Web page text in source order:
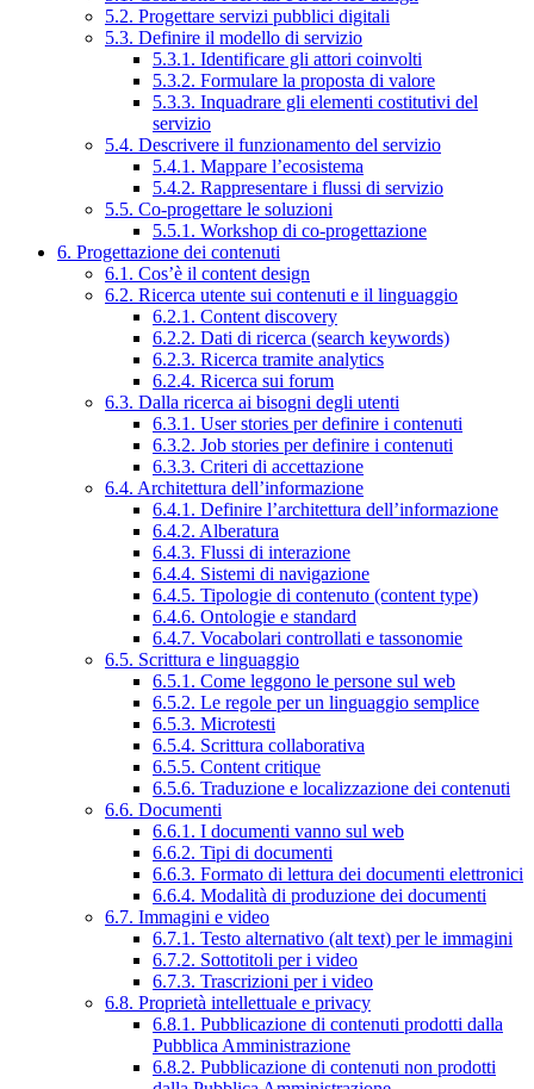
5.2. Progettare servizi pubblici digitali
5.3. Definire il modello di servizio
5.3.1. Identificare gli attori coinvolti
5.3.2. Formulare la proposta di valore
5.3.3. Inquadrare gli elementi costitutivi del
servizio
5.4. Descrivere il funzionamento del servizio
5.4.1. Mappare l’ecosistema
5.4.2. Rappresentare i flussi di servizio
5.5. Co-progettare le soluzioni
5.5.1. Workshop di co-progettazione
6. Progettazione dei contenuti
6.1. Cos’è il content design
6.2. Ricerca utente sui contenuti e il linguaggio
6.2.1. Content discovery
6.2.2. Dati di ricerca (search keywords)
6.2.3. Ricerca tramite analytics
6.2.4. Ricerca sui forum
6.3. Dalla ricerca ai bisogni degli utenti
6.3.1. User stories per definire i contenuti
6.3.2. Job stories per definire i contenuti
6.3.3. Criteri di accettazione
6.4. Architettura dell’informazione
6.4.1. Definire l’architettura dell’informazione
6.4.2. Alberatura
6.4.3. Flussi di interazione
6.4.4. Sistemi di navigazione
6.4.5. Tipologie di contenuto (content type)
6.4.6. Ontologie e standard
6.4.7. Vocabolari controllati e tassonomie
6.5. Scrittura e linguaggio
6.5.1. Come leggono le persone sul web
6.5.2. Le regole per un linguaggio semplice
6.5.3. Microtesti
6.5.4. Scrittura collaborativa
6.5.5. Content critique
6.5.6. Traduzione e localizzazione dei contenuti
6.6. Documenti
6.6.1. I documenti vanno sul web
6.6.2. Tipi di documenti
6.6.3. Formato di lettura dei documenti elettronici
6.6.4. Modalità di produzione dei documenti
6.7. Immagini e video
6.7.1. Testo alternativo (alt text) per le immagini
6.7.2. Sottotitoli per i video
6.7.3. Trascrizioni per i video
6.8. Proprietà intellettuale e privacy
6.8.1. Pubblicazione di contenuti prodotti dalla
Pubblica Amministrazione
6.8.2. Pubblicazione di contenuti non prodotti